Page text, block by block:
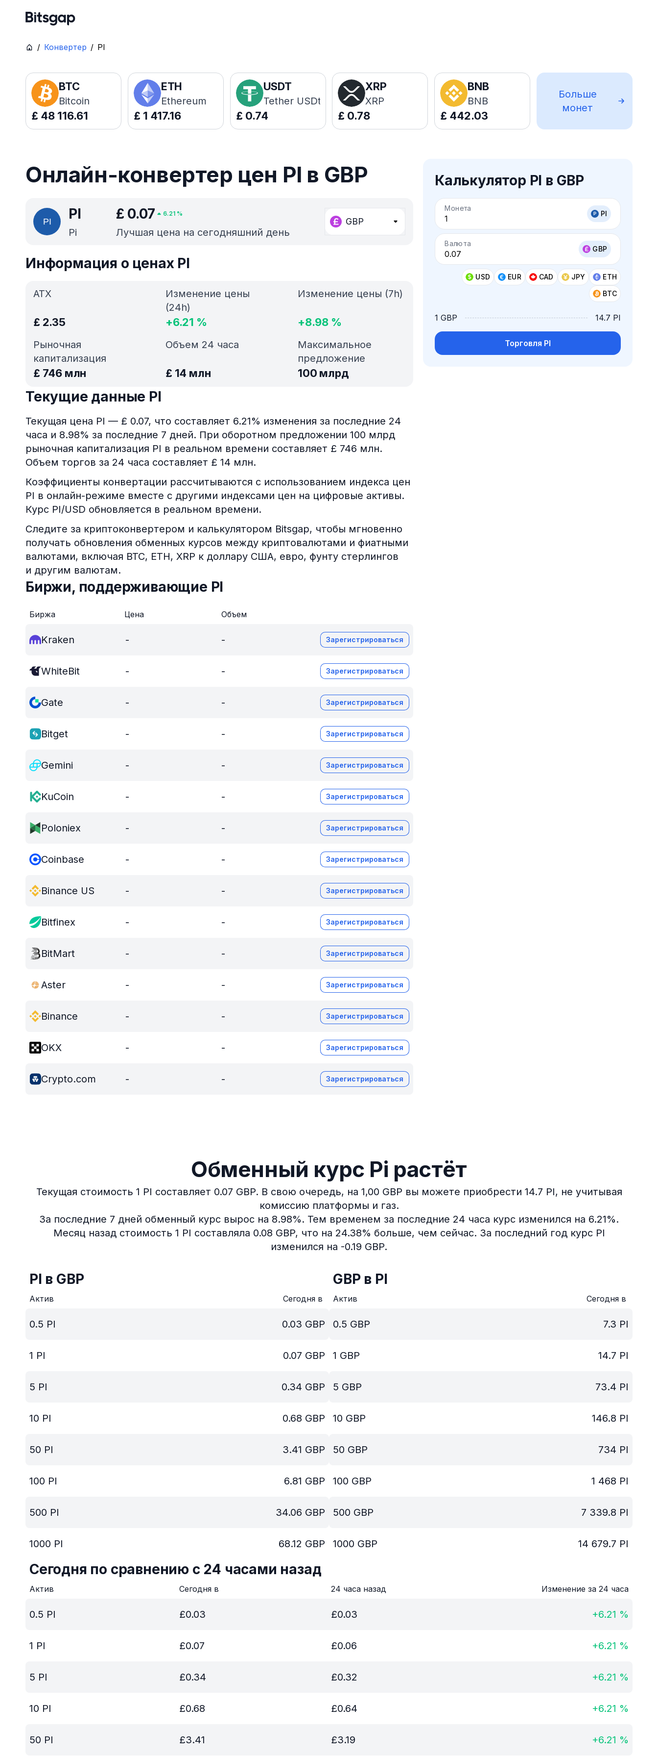
/ Конвертер / PI
BTC
Bitcoin
£ 48 116.61
ETH
Ethereum
£ 1 417.16
USDT
Tether USDt
£ 0.74
XRP
XRP
£ 0.78
BNB
BNB
£ 442.03
Больше
монет
Онлайн-конвертер цен PI в GBP
PI
Pi
£ 0.07 6.21%
Лучшая цена на сегодняшний день
GBP
Калькулятор PI в GBP
Монета
PI
Валюта
GBP
USD EUR CAD JPY
ETH
BTC
1 GBP 14.7 PI
Торговля PI
Информация о ценах PI
АТХ
£ 2.35
Рыночная
капитализация
£ 746 млн
Изменение цены
(24h)
+6.21 %
Изменение цены (7h)
+8.98 %
Объем 24 часа
£ 14 млн
Максимальное
предложение
100 млрд
Текущие данные PI
Текущая цена PI — £ 0.07, что составляет 6.21% изменения за последние 24
часа и 8.98% за последние 7 дней. При оборотном предложении 100 млрд
рыночная капитализация PI в реальном времени составляет £ 746 млн.
Объем торгов за 24 часа составляет £ 14 млн.
Коэффициенты конвертации рассчитываются с использованием индекса цен
PI в онлайн-режиме вместе с другими индексами цен на цифровые активы.
Курс PI/USD обновляется в реальном времени.
Следите за криптоконвертером и калькулятором Bitsgap, чтобы мгновенно
получать обновления обменных курсов между криптовалютами и фиатными
валютами, включая BTC, ETH, XRP к доллару США, евро, фунту стерлингов
и другим валютам.
Биржи, поддерживающие PI
Биржа Цена Объем
Kraken - - Зарегистрироваться
WhiteBit - - Зарегистрироваться
Gate - - Зарегистрироваться
Bitget - - Зарегистрироваться
Gemini - - Зарегистрироваться
KuCoin - - Зарегистрироваться
Poloniex - - Зарегистрироваться
Coinbase - - Зарегистрироваться
Binance US - - Зарегистрироваться
Bitfinex - - Зарегистрироваться
BitMart - - Зарегистрироваться
Aster - - Зарегистрироваться
Binance - - Зарегистрироваться
OKX - - Зарегистрироваться
Crypto.com - - Зарегистрироваться
Обменный курс Pi растёт
Текущая стоимость 1 PI составляет 0.07 GBP. В свою очередь, на 1,00 GBP вы можете приобрести 14.7 PI, не учитывая
комиссию платформы и газ.
За последние 7 дней обменный курс вырос на 8.98%. Тем временем за последние 24 часа курс изменился на 6.21%.
Месяц назад стоимость 1 PI составляла 0.08 GBP, что на 24.38% больше, чем сейчас. За последний год курс PI
изменился на -0.19 GBP.
PI в GBP
Актив Сегодня в
0.5 PI 0.03 GBP
1 PI 0.07 GBP
5 PI 0.34 GBP
10 PI 0.68 GBP
50 PI 3.41 GBP
100 PI 6.81 GBP
500 PI 34.06 GBP
1000 PI 68.12 GBP
GBP в PI
Актив Сегодня в
0.5 GBP 7.3 PI
1 GBP 14.7 PI
5 GBP 73.4 PI
10 GBP 146.8 PI
50 GBP 734 PI
100 GBP 1 468 PI
500 GBP 7 339.8 PI
1000 GBP 14 679.7 PI
Сегодня по сравнению с 24 часами назад
Актив Сегодня в 24 часа назад Изменение за 24 часа
0.5 PI £0.03 £0.03 +6.21 %
1 PI £0.07 £0.06 +6.21 %
5 PI £0.34 £0.32 +6.21 %
10 PI £0.68 £0.64 +6.21 %
50 PI £3.41 £3.19 +6.21 %